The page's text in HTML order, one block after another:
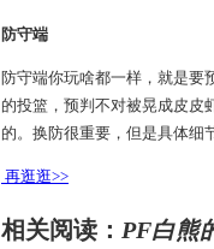
防守端
防守端你玩啥都一样，就是要
的投篮，预判不对被晃成皮皮
的。换防很重要，但是具体细
再逛逛>>
相关阅读： PF白熊